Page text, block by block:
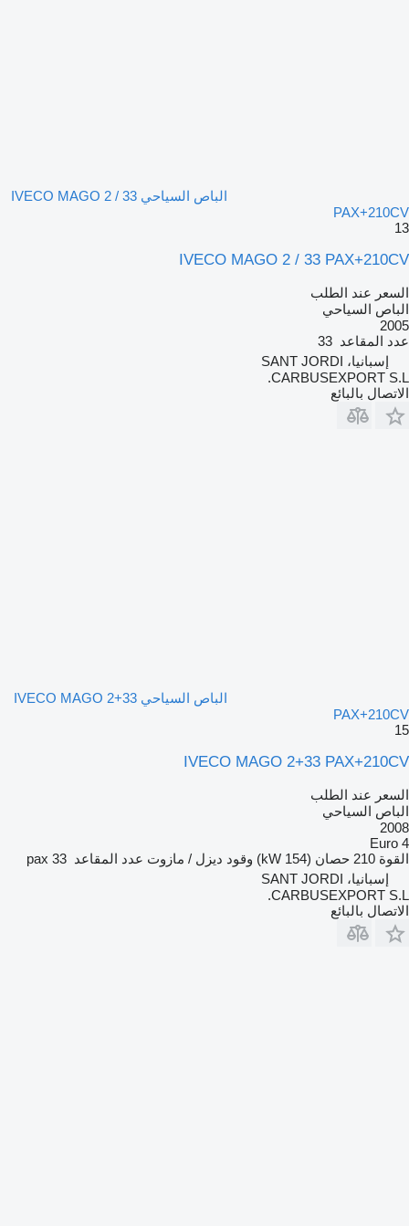
الباص السياحي IVECO MAGO 2 / 33
PAX+210CV
13
IVECO MAGO 2 / 33 PAX+210CV
السعر عند الطلب
الباص السياحي
2005
عدد المقاعد 33
إسبانيا، SANT JORDI
CARBUSEXPORT S.L.
الاتصال بالبائع
الباص السياحي IVECO MAGO 2+33
PAX+210CV
15
IVECO MAGO 2+33 PAX+210CV
السعر عند الطلب
الباص السياحي
2008
Euro 4
القوة 210 حصان (154 kW) وقود ديزل / مازوت عدد المقاعد 33 pax
إسبانيا، SANT JORDI
CARBUSEXPORT S.L.
الاتصال بالبائع